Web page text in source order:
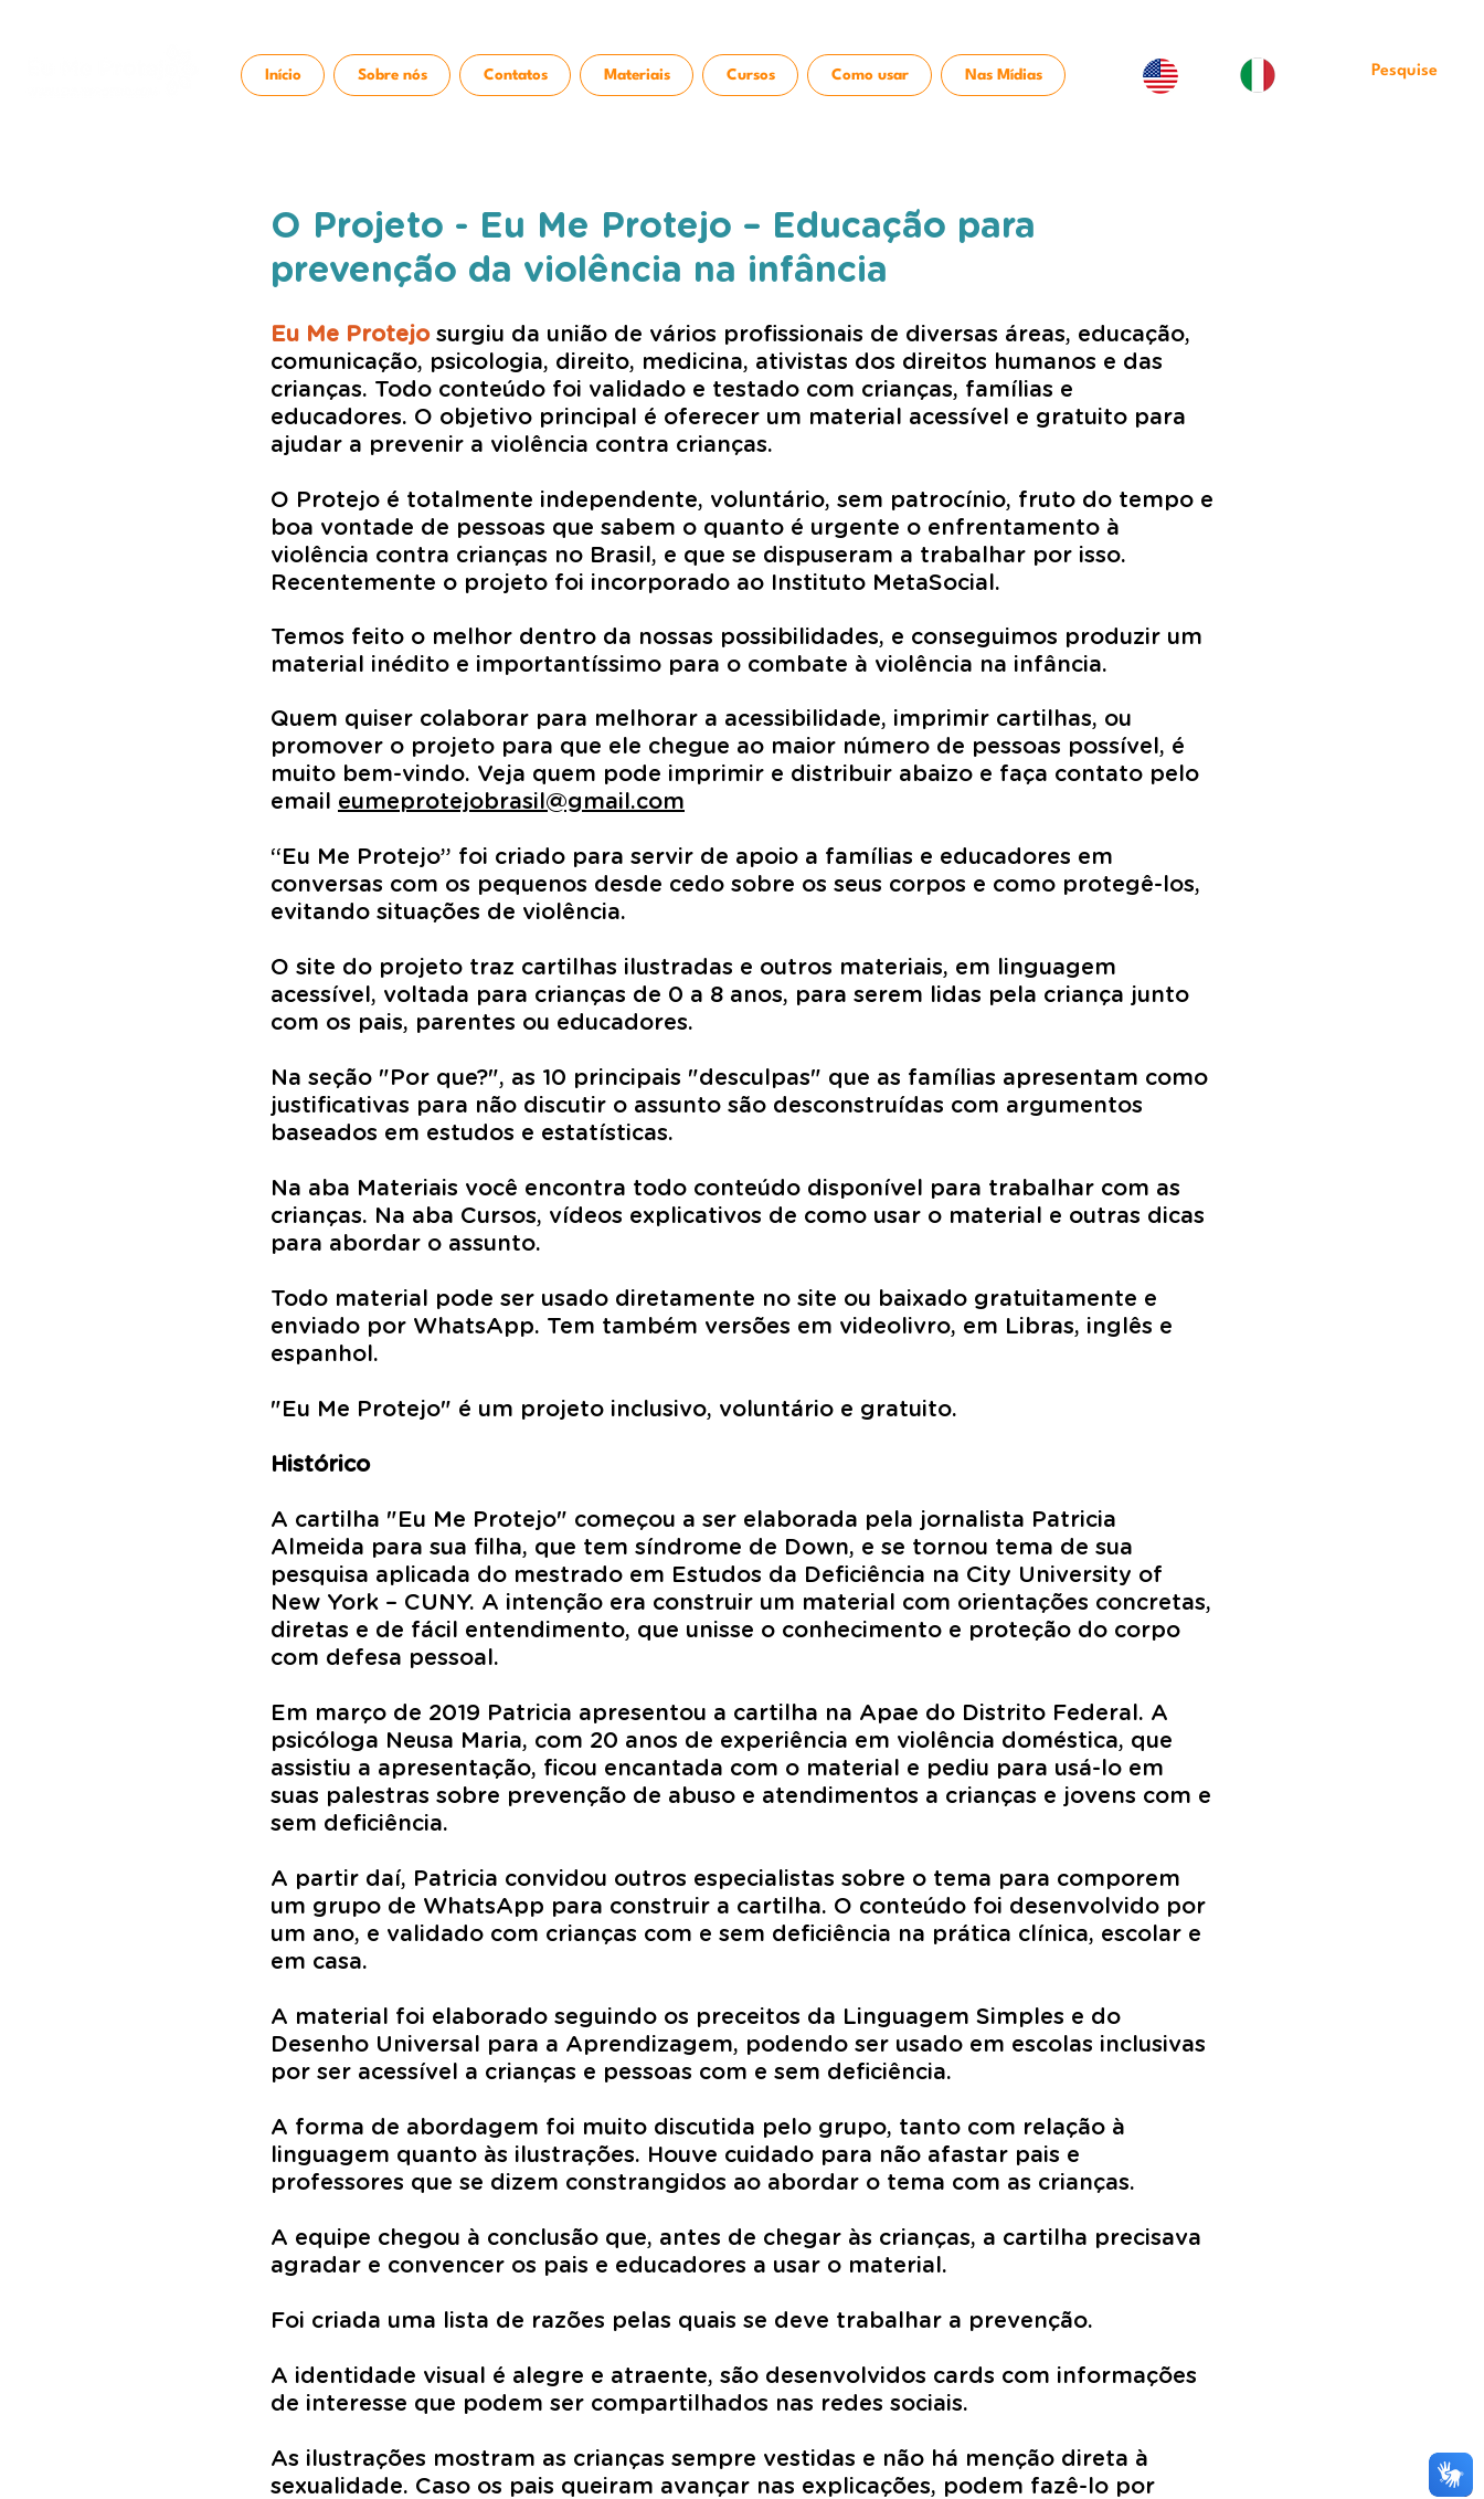
Início Sobre nós Contatos Materiais Cursos Como usar Nas Mídias
O Projeto - Eu Me Protejo – Educação para
prevenção da violência na infância
Eu Me Protejosurgiu da união de vários profissionais de diversas áreas, educação,
comunicação, psicologia, direito, medicina, ativistas dos direitos humanos e das
crianças. Todo conteúdo foi validado e testado com crianças, famílias e
educadores. O objetivo principal é oferecer um material acessível e gratuito para
ajudar a prevenir a violência contra crianças.
O Protejo é totalmente independente, voluntário, sem patrocínio, fruto do tempo e
boa vontade de pessoas que sabem o quanto é urgente o enfrentamento à
violência contra crianças no Brasil, e que se dispuseram a trabalhar por isso.
Recentemente o projeto foi incorporado ao Instituto MetaSocial.
Temos feito o melhor dentro da nossas possibilidades, e conseguimos produzir um
material inédito e importantíssimo para o combate à violência na infância.
Quem quiser colaborar para melhorar a acessibilidade, imprimir cartilhas, ou
promover o projeto para que ele chegue ao maior número de pessoas possível, é
muito bem-vindo. Veja quem pode imprimir e distribuir abaizo e faça contato pelo
email eumeprotejobrasil@gmail.com
“Eu Me Protejo” foi criado para servir de apoio a famílias e educadores em
conversas com os pequenos desde cedo sobre os seus corpos e como protegê-los,
evitando situações de violência.
O site do projeto traz cartilhas ilustradas e outros materiais, em linguagem
acessível, voltada para crianças de 0 a 8 anos, para serem lidas pela criança junto
com os pais, parentes ou educadores.
Na seção "Por que?", as 10 principais "desculpas" que as famílias apresentam como
justificativas para não discutir o assunto são desconstruídas com argumentos
baseados em estudos e estatísticas.
Na aba Materiais você encontra todo conteúdo disponível para trabalhar com as
crianças. Na aba Cursos, vídeos explicativos de como usar o material e outras dicas
para abordar o assunto.
Todo material pode ser usado diretamente no site ou baixado gratuitamente e
enviado por WhatsApp. Tem também versões em videolivro, em Libras, inglês e
espanhol.
"Eu Me Protejo" é um projeto inclusivo, voluntário e gratuito.
Histórico
A cartilha "Eu Me Protejo" começou a ser elaborada pela jornalista Patricia
Almeida para sua filha, que tem síndrome de Down, e se tornou tema de sua
pesquisa aplicada do mestrado em Estudos da Deficiência na City University of
New York – CUNY. A intenção era construir um material com orientações concretas,
diretas e de fácil entendimento, que unisse o conhecimento e proteção do corpo
com defesa pessoal.
Em março de 2019 Patricia apresentou a cartilha na Apae do Distrito Federal. A
psicóloga Neusa Maria, com 20 anos de experiência em violência doméstica, que
assistiu a apresentação, ficou encantada com o material e pediu para usá-lo em
suas palestras sobre prevenção de abuso e atendimentos a crianças e jovens com e
sem deficiência.
A partir daí, Patricia convidou outros especialistas sobre o tema para comporem
um grupo de WhatsApp para construir a cartilha. O conteúdo foi desenvolvido por
um ano, e validado com crianças com e sem deficiência na prática clínica, escolar e
em casa.
A material foi elaborado seguindo os preceitos da Linguagem Simples e do
Desenho Universal para a Aprendizagem, podendo ser usado em escolas inclusivas
por ser acessível a crianças e pessoas com e sem deficiência.
A forma de abordagem foi muito discutida pelo grupo, tanto com relação à
linguagem quanto às ilustrações. Houve cuidado para não afastar pais e
professores que se dizem constrangidos ao abordar o tema com as crianças.
A equipe chegou à conclusão que, antes de chegar às crianças, a cartilha precisava
agradar e convencer os pais e educadores a usar o material.
Foi criada uma lista de razões pelas quais se deve trabalhar a prevenção.
A identidade visual é alegre e atraente, são desenvolvidos cards com informações
de interesse que podem ser compartilhados nas redes sociais.
As ilustrações mostram as crianças sempre vestidas e não há menção direta à
sexualidade. Caso os pais queiram avançar nas explicações, podem fazê-lo por